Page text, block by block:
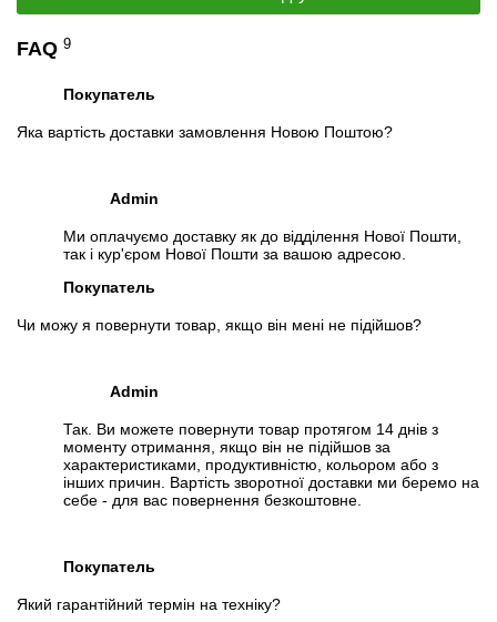
FAQ 9
Покупатель
Яка вартість доставки замовлення Новою Поштою?
Admin
Ми оплачуємо доставку як до відділення Нової Пошти,
так і кур'єром Нової Пошти за вашою адресою.
Покупатель
Чи можу я повернути товар, якщо він мені не підійшов?
Admin
Так. Ви можете повернути товар протягом 14 днів з
моменту отримання, якщо він не підійшов за
характеристиками, продуктивністю, кольором або з
інших причин. Вартість зворотної доставки ми беремо на
себе - для вас повернення безкоштовне.
Покупатель
Який гарантійний термін на техніку?